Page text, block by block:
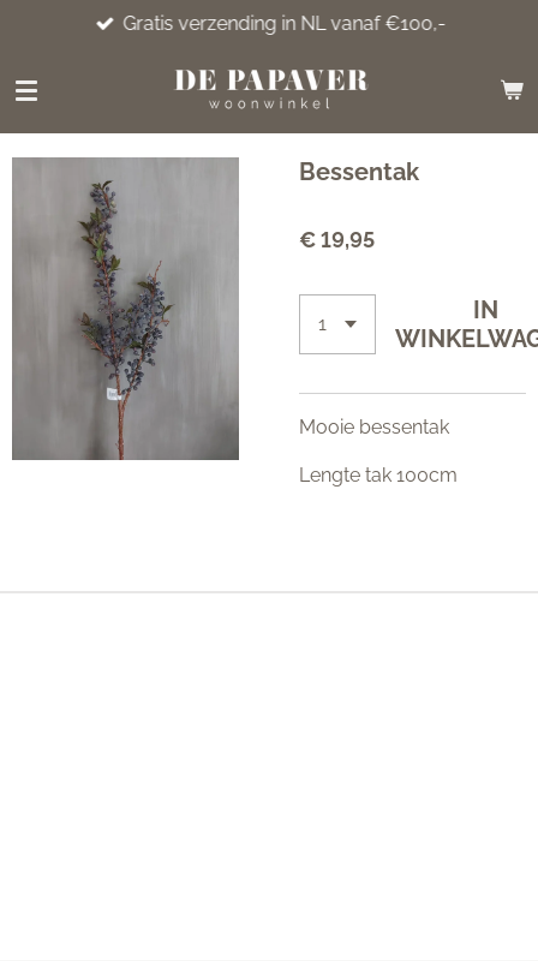
naar
hoofdinhoud
Gratis verzending in NL vanaf €100,-
Bessentak
€ 19,95
IN
Mooie bessentak
Lengte tak 100cm